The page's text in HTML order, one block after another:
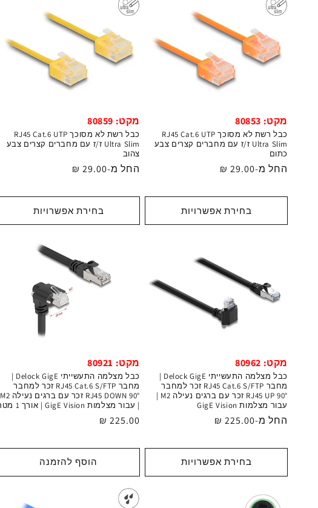
מקט: 80853
כבל רשת לא מסוכך RJ45 Cat.6 UTP
Ultra Slim ז/ז עם מחברים קצרים צבע
כתום
מחיר
החל מ-29.00 ₪
בחירת אפשרויות
מקט: 80859
כבל רשת לא מסוכך RJ45 Cat.6 UTP
Ultra Slim ז/ז עם מחברים קצרים צבע
צהוב
מחיר
החל מ-29.00 ₪
בחירת אפשרויות
מקט: 80962
כבל מצלמה התעשייתי Delock GigE |
מחבר RJ45 Cat.6 S/FTP זכר למחבר
RJ45 UP 90° זכר עם ברגים נעילה M2 |
עבור מצלמות GigE Vision
מחיר
החל מ-225.00 ₪
בחירת אפשרויות
מקט: 80921
כבל מצלמה התעשייתי Delock GigE |
מחבר RJ45 Cat.6 S/FTP זכר למחבר
RJ45 DOWN 90° זכר עם ברגים נעילה M2
| עבור מצלמות GigE Vision | אורך 1 מטר
מחיר
225.00 ₪
הוסף להזמנה